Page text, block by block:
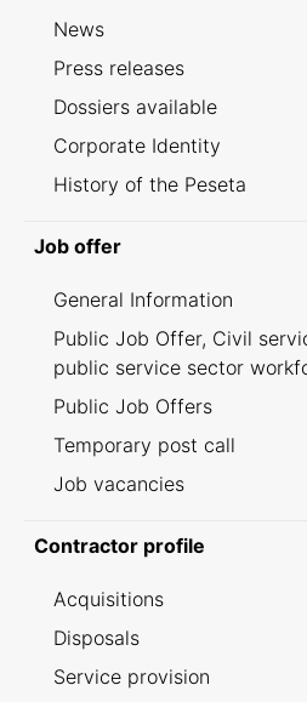
News
Press releases
Dossiers available
Corporate Identity
History of the Peseta
Job offer
General Information
Public Job Offer, Civil
public service sector
Public Job Offers
Temporary post call
Job vacancies
Contractor profile
Acquisitions
Disposals
Service provision